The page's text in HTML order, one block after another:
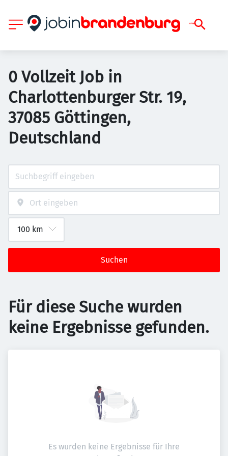
0 Vollzeit Job in
Charlottenburger Str. 19,
37085 Göttingen,
Deutschland
Suchen
Für diese Suche wurden
keine Ergebnisse gefunden.
Es wurden keine Ergebnisse für Ihre